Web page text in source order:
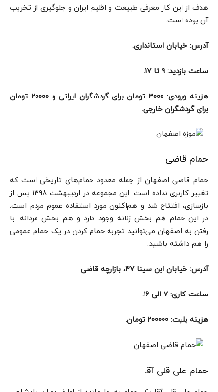
هدف از این کار معرفی طبیعت و اقلیم ایران و جلوگیری از تخریب
آن بوده است.
آدرس: خیابان استانداری.
ساعت بازدید: ۹ تا ۱۷.
هزینه ورودی: ۳۰۰۰ تومان برای گردشگران ایرانی و ۲۰۰۰۰ تومان
برای گردشگران خارجی.
حمام قاضی
حمام قاضی اصفهان از جمله معدود حمام‌های تاریخی است که
تغییر کاربری نداده است. این مجموعه در اردیبهشت ۱۳۹۸ پس از
بازسازی، افتتاح شد و هم‌اکنون مورد استفاده عموم مردم است.
در این حمام هم بخش زنانه وجود دارد و هم بخش مردانه. با
رفتن به اصفهان می‌توانید تجربه حمام کردن در یک حمام عمومی
را هم داشته باشید.
آدرس: خیابان ابن سینا ۳۷، بازارچه قاضی
ساعت کاری: ۷ الی ۱۶.
هزینه بلیت: ۲۰۰۰۰۰ تومان.
حمام علی قلی آقا